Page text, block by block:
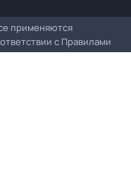
применяются
с Правилами